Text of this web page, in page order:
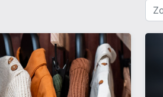
Zoek
een